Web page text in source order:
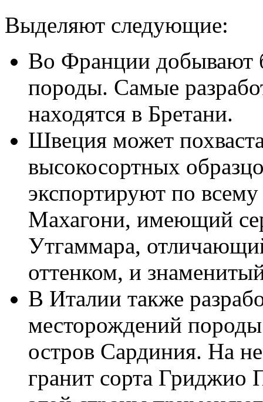
Выделяют следующие:
Во Франции добывают
породы. Самые
находятся в Бретани.
Швеция может
высокосортных
экспортируют по
Махагони, имеющий
Утгаммара,
оттенком, и
В Италии также
месторождений
остров Сардиния. На
гранит сорта Гриджио